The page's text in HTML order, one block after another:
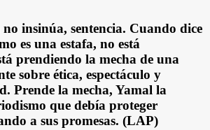
insinúa, sentencia. Cuando dice
es una estafa, no está
prendiendo la mecha de una
sobre ética, espectáculo y
Prende la mecha, Yamal la
que debía proteger
a sus promesas. (LAP)